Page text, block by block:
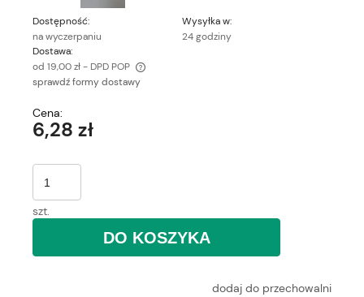
Dostępność:
na wyczerpaniu
Wysyłka w:
24 godziny
Dostawa:
od 19,00 zł- DPD POP
Cena nie zawiera ewentualnych kosztów płatności
sprawdź formy dostawy
Cena:
6,28 zł
szt.
DO KOSZYKA
dodaj do przechowalni